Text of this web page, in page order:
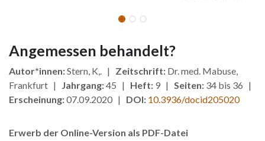
Angemessen behandelt?
Autor*innen:Stern, K,. | Zeitschrift: Dr. med. Mabuse,
Frankfurt | Jahrgang:45 | Heft: 9 | Seiten: 34 bis 36 |
Erscheinung:07.09.2020 | DOI: 10.3936/docid205020
Erwerb der Online-Version als PDF-Datei